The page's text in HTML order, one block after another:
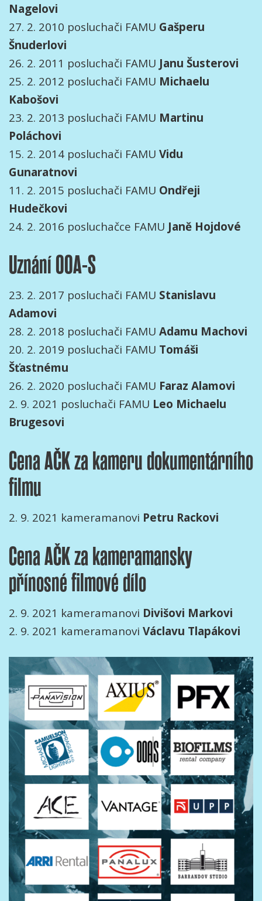
Nagelovi
27. 2. 2010 posluchači FAMU Gašperu
Šnuderlovi
26. 2. 2011 posluchači FAMU Janu Šusterovi
25. 2. 2012 posluchači FAMU Michaelu
Kabošovi
23. 2. 2013 posluchači FAMU Martinu
Poláchovi
15. 2. 2014 posluchači FAMU Vidu
Gunaratnovi
11. 2. 2015 posluchači FAMU Ondřeji
Hudečkovi
24. 2. 2016 posluchačce FAMU Janě Hojdové
Uznání OOA-S
23. 2. 2017 posluchači FAMU Stanislavu
Adamovi
28. 2. 2018 posluchači FAMU Adamu Machovi
20. 2. 2019 posluchači FAMU Tomáši
Šťastnému
26. 2. 2020 posluchači FAMU Faraz Alamovi
2. 9. 2021 posluchači FAMU Leo Michaelu
Brugesovi
Cena AČK za kameru dokumentárního
filmu
2. 9. 2021 kameramanovi Petru Rackovi
Cena AČK za kameramansky
přínosné filmové dílo
2. 9. 2021 kameramanovi Divišovi Markovi
2. 9. 2021 kameramanovi Václavu Tlapákovi